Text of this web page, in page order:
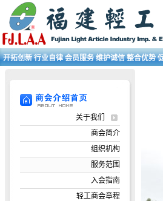
开拓创新 行业自律 会员服务 维护诚信 整合优势
关于我们
商会简介
组织机构
服务范围
入会指南
轻工商会章程